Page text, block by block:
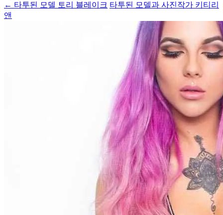
← 타투된 모델 토리 블레이크 타투된 모델과 사진작가 키티리
앤